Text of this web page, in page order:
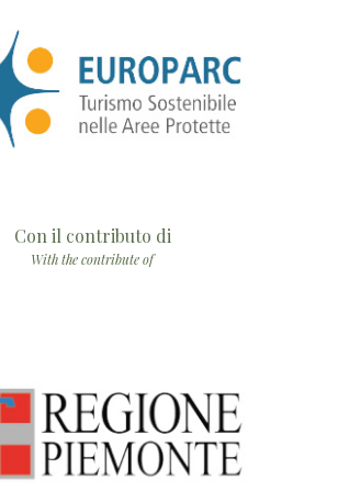
Con il contributo di
With the contribute of